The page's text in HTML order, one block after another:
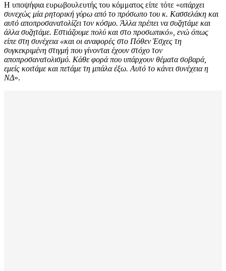
Η υποψήφια ευρωβουλευτής του κόμματος είπε τότε «υπάρχει
συνεχώς μία ρητορική γύρω από το πρόσωπο του κ. Κασσελάκη και
αυτό αποπροσανατολίζει τον κόσμο. Άλλα πρέπει να συζητάμε και
άλλα συζητάμε. Εστιάζουμε πολύ και στο προσωπικό», ενώ όπως
είπε στη συνέχεια «και οι αναφορές στο Πόθεν Έσχες τη
συγκεκριμένη στιγμή που γίνονται έχουν στόχο τον
αποπροσανατολισμό. Κάθε φορά που υπάρχουν θέματα σοβαρά,
εμείς κοιτάμε και πετάμε τη μπάλα έξω. Αυτό το κάνει συνέχεια η
ΝΔ».